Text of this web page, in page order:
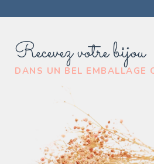
Recevez votre bijou
DANS UN BEL EMBALLAGE